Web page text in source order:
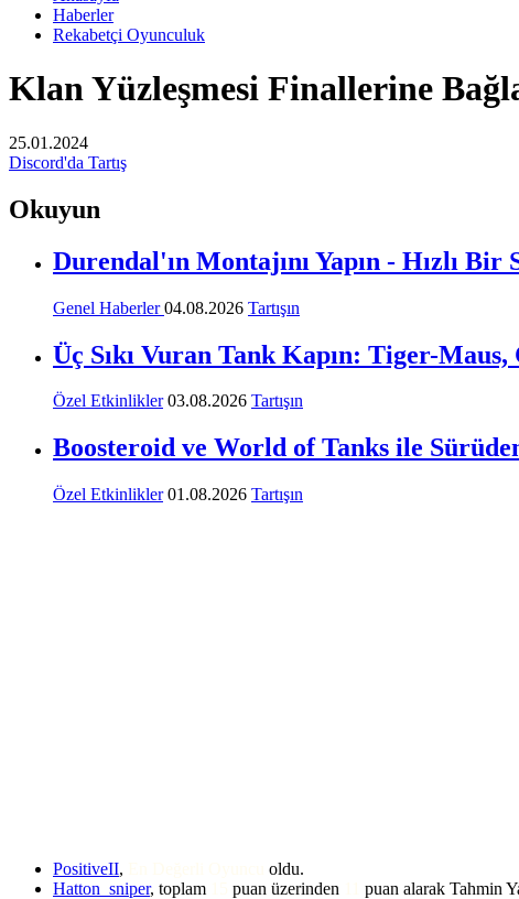
Haberler
Rekabetçi Oyunculuk
Klan Yüzleşmesi Finallerine
25.01.2024
Discord'da Tartış
Okuyun
Durendal'ın Montajını Yapın - Hızlı
Genel Haberler04.08.2026 Tartışın
Üç Sıkı Vuran Tank Kapın: Tiger-
Özel Etkinlikler 03.08.2026 Tartışın
Boosteroid ve World of Tanks ile
Özel Etkinlikler 01.08.2026 Tartışın
PositiveII,
oldu.
Hatton_sniper, toplam puan üzerinden
puan alarak Tahmin